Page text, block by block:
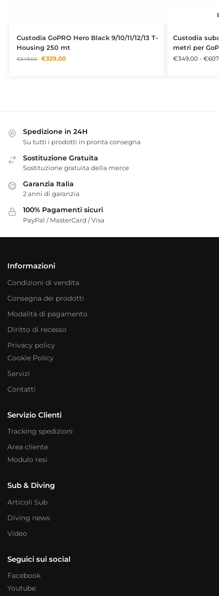
Custodia GoPRO Hero Black 9/10/11/12/13 T-
Housing 250 mt
€349,00 €329,00
Custodia
metri per
€349,00 - €
Spedizione in 24H
Su tutti i prodotti in pronta consegna
Sostituzione Gratuita
Sostituzione gratuita della merce
Garanzia Italia
2 anni di garanzia
100% Pagamenti sicuri
PayPal / MasterCard / Visa
Informazioni
Condizioni di vendita
Consegna dei prodotti
Modalità di pagamento
Diritto di recesso
Privacy policy
Cookie Policy
Servizi
Contatti
Servizio Clienti
Tracking spedizioni
Area cliente
Modulo resi
Sub & Diving
Articoli Sub
Diving news
Video
Seguici sui social
Facebook
Youtube